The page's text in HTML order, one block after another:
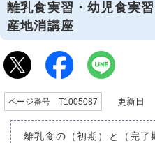
離乳食実習・幼児食実
産地消講座
ページ番号 T1005087 更新日
離乳食の（初期）と（完了